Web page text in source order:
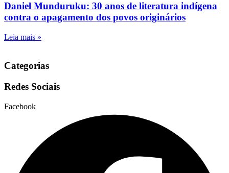
Daniel Munduruku: 30 anos de literatura indígena
contra o apagamento dos povos originários
Leia mais »
Categorias
Redes Sociais
Facebook